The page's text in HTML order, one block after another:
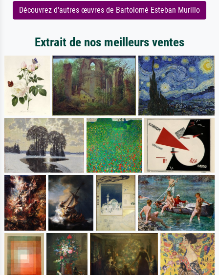
Découvrez d'autres œuvres de Bartolomé Esteban Murillo
Extrait de nos meilleurs ventes